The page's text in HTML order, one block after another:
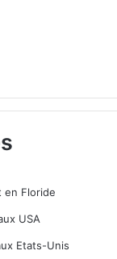
en Floride
USA
Etats-Unis